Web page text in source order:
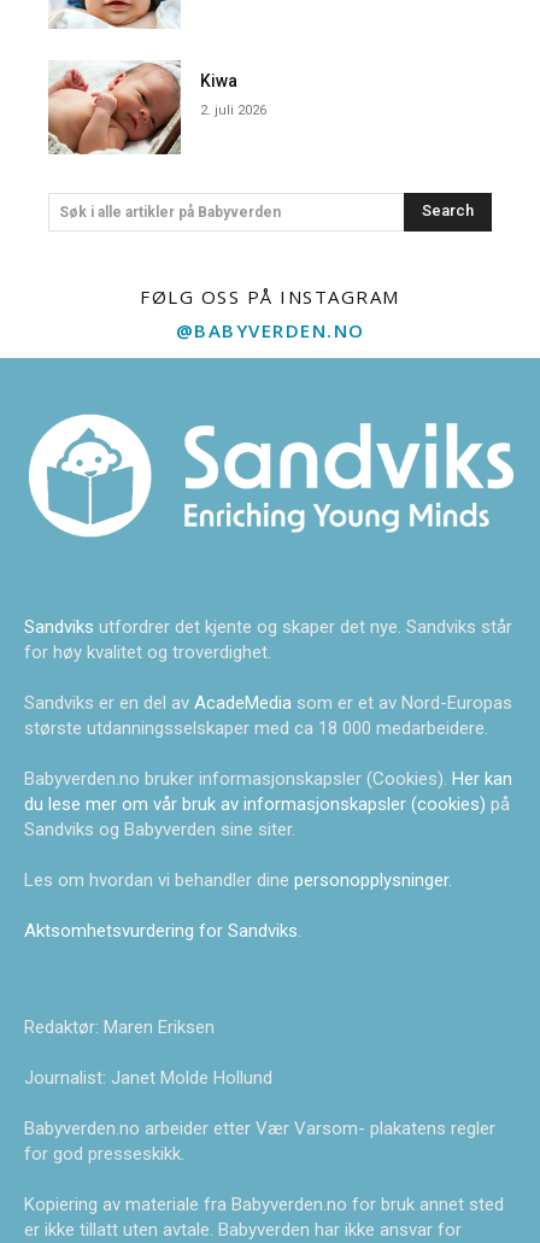
Kiwa
2. juli 2026
Søk i alle artikler på Babyverden Search
FØLG OSS PÅ INSTAGRAM
@BABYVERDEN.NO
Sandviks utfordrer det kjente og skaper det nye. Sandviks står
for høy kvalitet og troverdighet.
Sandviks er en del av AcadeMedia som er et av Nord-Europas
største utdanningsselskaper med ca 18 000 medarbeidere.
Babyverden.no bruker informasjonskapsler (Cookies). Her kan
du lese mer om vår bruk av informasjonskapsler (cookies) på
Sandviks og Babyverden sine siter.
Les om hvordan vi behandler dine personopplysninger.
Aktsomhetsvurdering for Sandviks.
Redaktør: Maren Eriksen
Journalist: Janet Molde Hollund
Babyverden.no arbeider etter Vær Varsom- plakatens regler
for god presseskikk.
Kopiering av materiale fra Babyverden.no for bruk annet sted
er ikke tillatt uten avtale. Babyverden har ikke ansvar for